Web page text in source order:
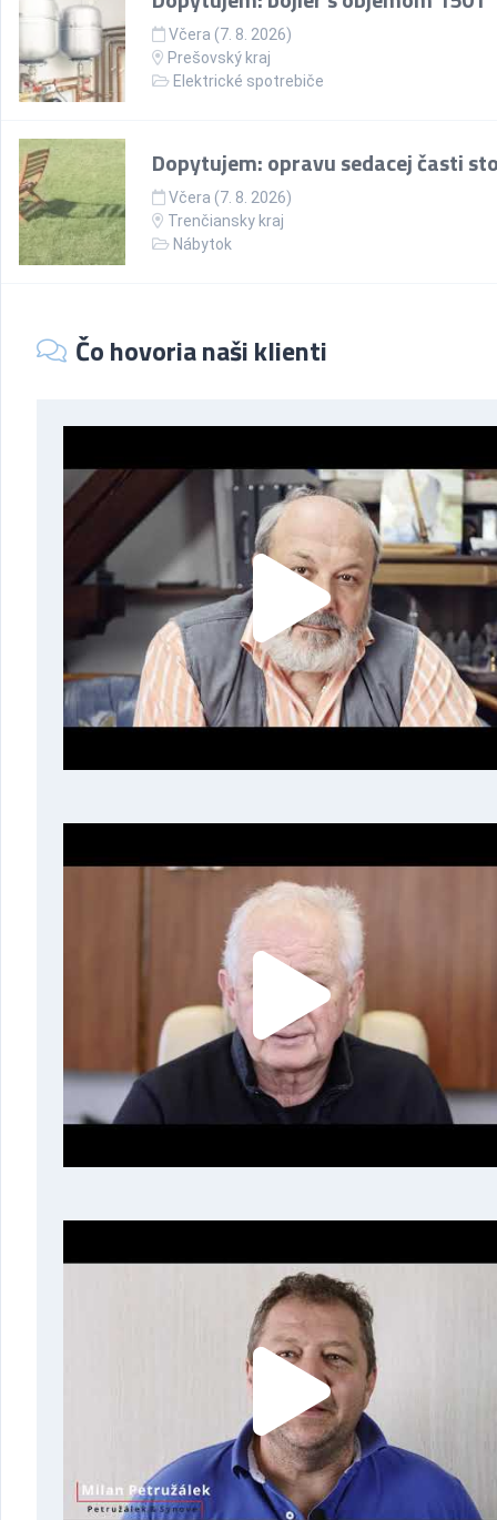
Včera (7. 8. 2026)
Prešovský kraj
Elektrické spotrebiče
Dopytujem: opravu sedacej časti
Včera (7. 8. 2026)
Trenčiansky kraj
Nábytok
Čo hovoria naši klienti